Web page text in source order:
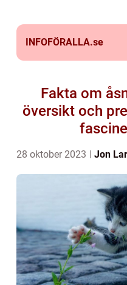
INFOFÖRALLA.se
Fakta om
översikt och
28 oktober 2023 Jon